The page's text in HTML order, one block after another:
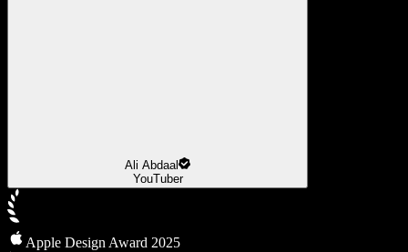
Ali Abdaal
YouTuber
Apple Design Award 2025